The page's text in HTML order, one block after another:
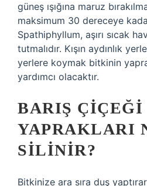
güneş ışığına maruz
maksimum 30 dereceye
Spathiphyllum, aşırı sıcak
tutmalıdır. Kışın aydınlık
yerlere koymak bitkinin
yardımcı olacaktır.
BARIŞ ÇIÇEĞI
YAPRAKLARI
SILINIR?
Bitkinize ara sıra duş